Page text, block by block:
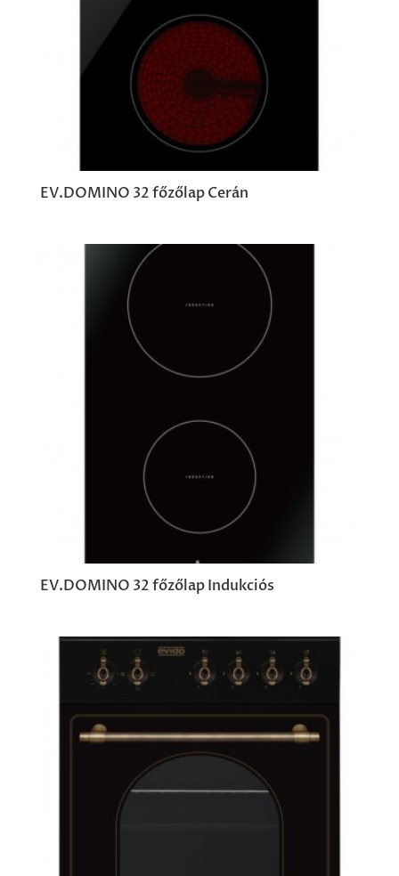
EV.DOMINO 32 főzőlap Cerán
EV.DOMINO 32 főzőlap Indukciós